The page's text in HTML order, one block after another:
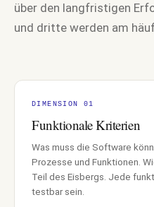
über den langfristigen
und dritte werden am
DIMENSION 01
Funktionale Kriterien
Was muss die Software
Prozesse und Funktionen.
Teil des Eisbergs. Jede
testbar sein.